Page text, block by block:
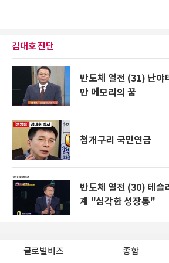
김대호 진단
반도체 열전 (31) 난
만 메모리의 꿈
청개구리 국민연금
반도체 열전 (30) 테슬라
계 "심각한 성장통"
글로벌비즈 종합